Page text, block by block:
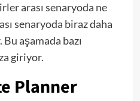
arası senaryoda ne
senaryoda biraz daha
aşamada bazı
giriyor.
Planner